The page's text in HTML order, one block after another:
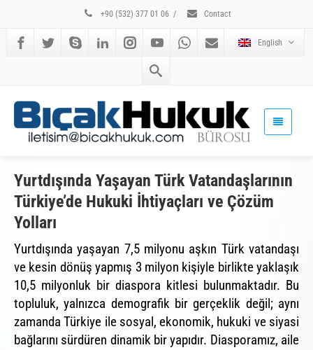
+90 (532) 377 01 06 / Contact
English
Yurtdışında Yaşayan Türk Vatandaşlarının
Türkiye’de Hukuki İhtiyaçları ve Çözüm
Yolları
Yurtdışında yaşayan 7,5 milyonu aşkın Türk vatandaşı
ve kesin dönüş yapmış 3 milyon kişiyle birlikte yaklaşık
10,5 milyonluk bir diaspora kitlesi bulunmaktadır. Bu
topluluk, yalnızca demografik bir gerçeklik değil; aynı
zamanda Türkiye ile sosyal, ekonomik, hukuki ve siyasi
bağlarını sürdüren dinamik bir yapıdır. Diasporamız, aile